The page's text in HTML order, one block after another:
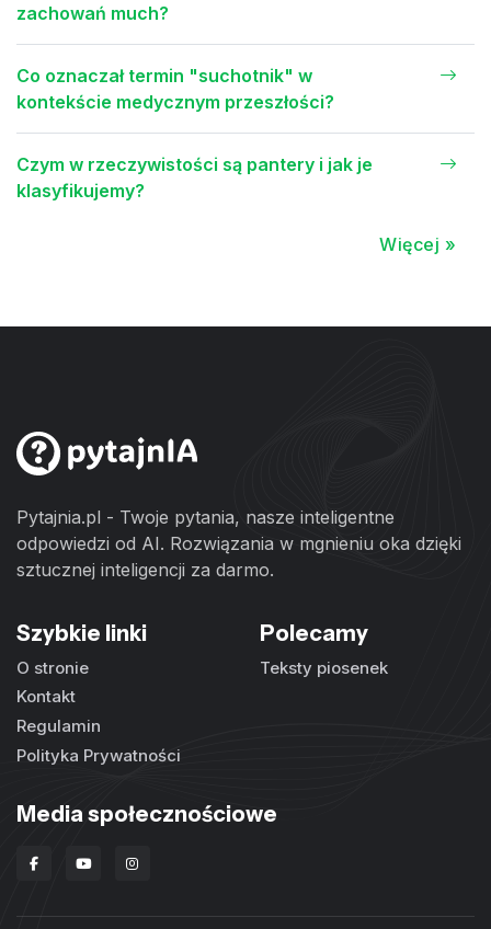
zachowań much?
Co oznaczał termin "suchotnik" w
kontekście medycznym przeszłości?
Czym w rzeczywistości są pantery i jak je
klasyfikujemy?
Więcej »
Pytajnia.pl - Twoje pytania, nasze inteligentne
odpowiedzi od AI. Rozwiązania w mgnieniu oka dzięki
sztucznej inteligencji za darmo.
Szybkie linki
O stronie
Kontakt
Regulamin
Polityka Prywatności
Polecamy
Teksty piosenek
Media społecznościowe